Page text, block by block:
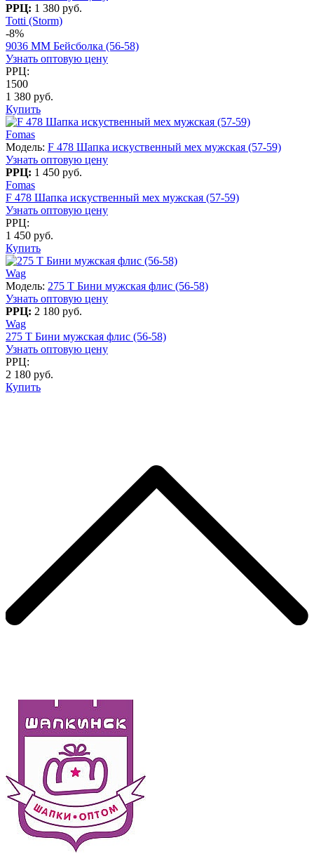
РРЦ: 1 380 руб.
Totti (Storm)
-8%
9036 MM Бейсболка (56-58)
Узнать оптовую цену
РРЦ:
1500
1 380 руб.
Купить
Fomas
Модель: F 478 Шапка искуственный мех мужская (57-59)
Узнать оптовую цену
РРЦ: 1 450 руб.
Fomas
F 478 Шапка искуственный мех мужская (57-59)
Узнать оптовую цену
РРЦ:
1 450 руб.
Купить
Wag
Модель: 275 T Бини мужская флис (56-58)
Узнать оптовую цену
РРЦ: 2 180 руб.
Wag
275 T Бини мужская флис (56-58)
Узнать оптовую цену
РРЦ:
2 180 руб.
Купить